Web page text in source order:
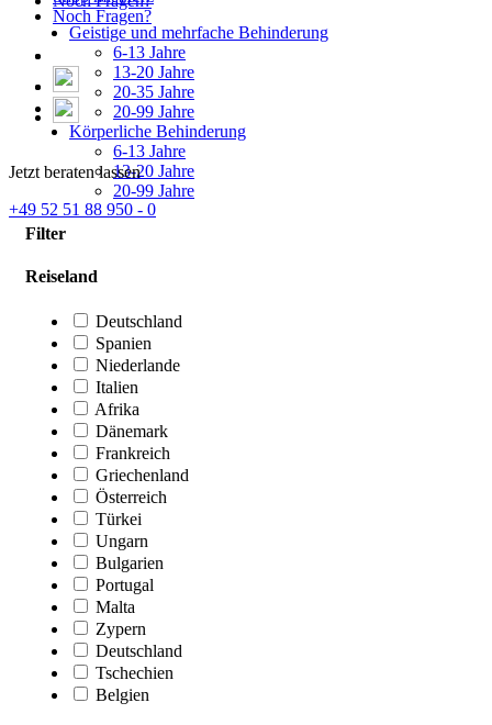
Noch Fragen?
Jetzt beraten lassen
+49 52 51 88 950 - 0
Geistige und mehrfache Behinderung
6-13 Jahre
13-20 Jahre
20-35 Jahre
20-99 Jahre
Körperliche Behinderung
6-13 Jahre
13-20 Jahre
20-99 Jahre
Filter
Reiseland
Deutschland
Spanien
Niederlande
Italien
Afrika
Dänemark
Frankreich
Griechenland
Österreich
Türkei
Ungarn
Bulgarien
Portugal
Malta
Zypern
Deutschland
Tschechien
Belgien